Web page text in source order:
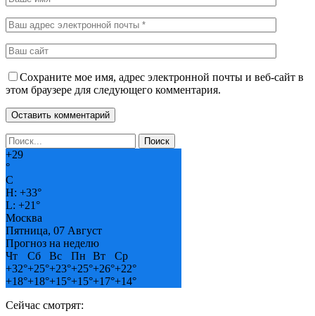
Сохраните мое имя, адрес электронной почты и веб-сайт в
этом браузере для следующего комментария.
+29
°
C
H: +33°
L: +21°
Москва
Пятница, 07 Август
Прогноз на неделю
Чт
Сб Вс Пн Вт
Ср
+32°+25°+23°+25°+26°+22°
+18°+18°+15°+15°+17°+14°
Сейчас смотрят: